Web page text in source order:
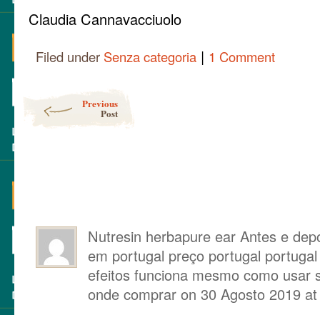
Claudia Cannavacciuolo
Filed under Senza categoria | 1 Comment
Previous
Post
Nutresin herbapure ear Antes e
em portugal preço portugal
efeitos funciona mesmo como usar
onde comprar on 30 Agosto 2019